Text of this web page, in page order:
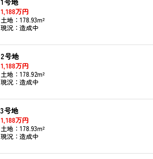
1,188万円
土地：178.93m²
現況：造成中
2号地
1,188万円
土地：178.92m²
現況：造成中
3号地
1,188万円
土地：178.93m²
現況：造成中